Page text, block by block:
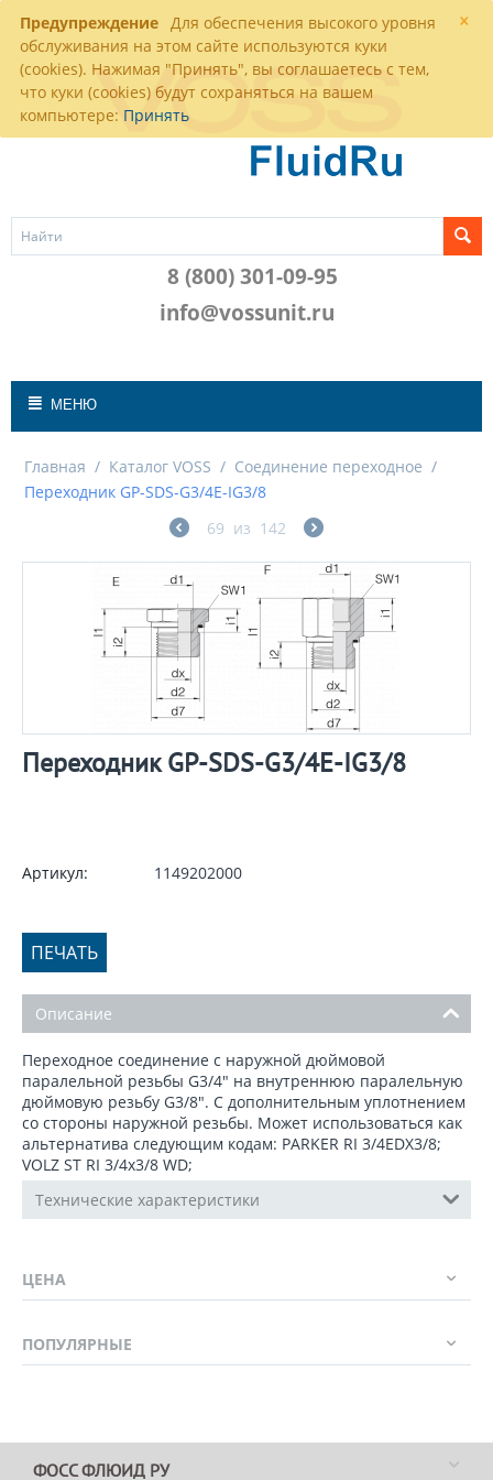
×
Предупреждение Для обеспечения высокого уровня
обслуживания на этом сайте используются куки
(cookies). Нажимая "Принять", вы соглашаетесь с тем,
что куки (cookies) будут сохраняться на вашем
компьютере: Принять
8 (800) 301-09-95
info@vossunit.ru
МЕНЮ
Главная / Каталог VOSS / Соединение переходное /
Переходник GP-SDS-G3/4E-IG3/8
69 из 142
Переходник GP-SDS-G3/4E-IG3/8
Артикул: 1149202000
ПЕЧАТЬ
Описание
Переходное соединение с наружной дюймовой
паралельной резьбы G3/4" на внутреннюю паралельную
дюймовую резьбу G3/8". C дополнительным уплотнением
со стороны наружной резьбы. Может использоваться как
альтернатива следующим кодам: PARKER RI 3/4EDX3/8;
VOLZ ST RI 3/4x3/8 WD;
Технические характеристики
ЦЕНА
ПОПУЛЯРНЫЕ
ФОСС ФЛЮИД РУ